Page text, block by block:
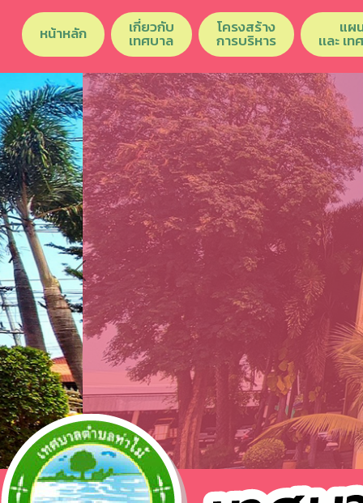
หน้าหลัก เกี่ยวกับ
เทศบาล
โครงสร้าง
การบริหาร
แผ
เเละ
Previous